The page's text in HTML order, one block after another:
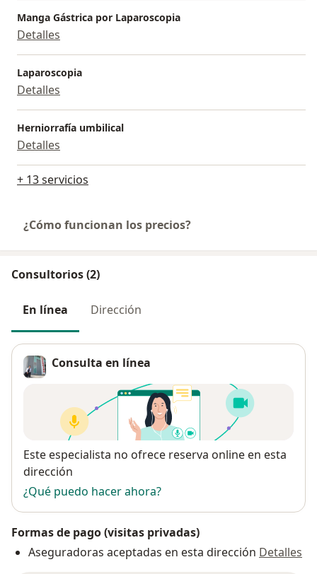
Manga Gástrica por Laparoscopia
Detalles
Laparoscopia
Detalles
Herniorrafía umbilical
Detalles
+ 13 servicios
¿Cómo funcionan los precios?
Consultorios (2)
En línea Dirección
Consulta en línea
Disponibilidad
Este especialista no ofrece reserva online en esta
dirección
¿Qué puedo hacer ahora?
Formas de pago (visitas privadas)
Aseguradoras aceptadas en esta dirección Detalles